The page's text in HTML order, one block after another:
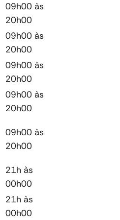
09h00 às
20h00
09h00 às
20h00
09h00 às
20h00
09h00 às
20h00
09h00 às
20h00
21h às
00h00
21h às
00h00